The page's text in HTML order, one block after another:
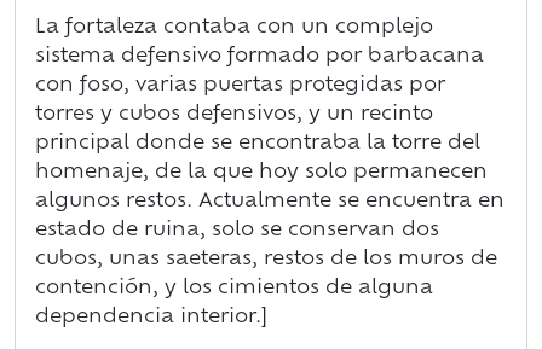
La fortaleza contaba con un complejo
sistema defensivo formado por barbacana
con foso, varias puertas protegidas por
torres y cubos defensivos, y un recinto
principal donde se encontraba la torre del
homenaje, de la que hoy solo permanecen
algunos restos. Actualmente se encuentra en
estado de ruina, solo se conservan dos
cubos, unas saeteras, restos de los muros de
contención, y los cimientos de alguna
dependencia interior.]